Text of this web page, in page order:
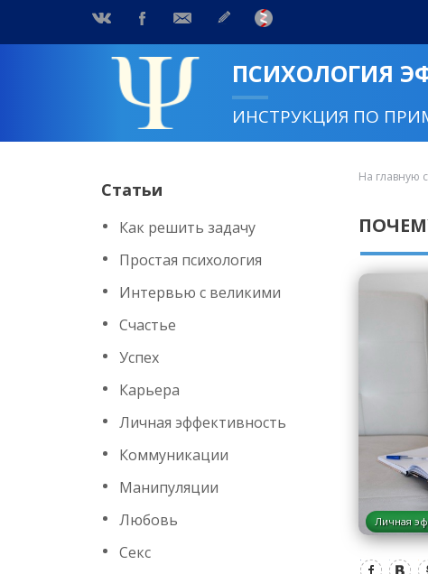
ПСИХОЛОГИЯ
ИНСТРУКЦИЯ ПО
Статьи
Как решить задачу
Простая психология
Интервью с великими
Счастье
Успех
Карьера
Личная эффективность
Коммуникации
Манипуляции
Любовь
Секс
На главную
Личная